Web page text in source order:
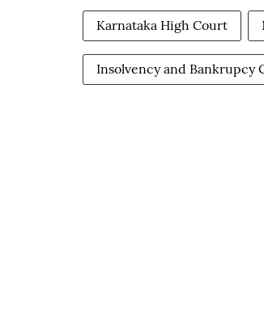
Karnataka High Court
Insolvency and Bankrupcy